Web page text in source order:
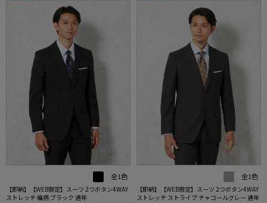
全1色
【即納】【WEB限定】スーツ 2つボタン4WAY
ストレッチ 織柄 ブラック 通年
全1色
【即納】【WEB限定】スーツ 2つボタン4WAY
ストレッチ ストライプ チャコールグレー 通年